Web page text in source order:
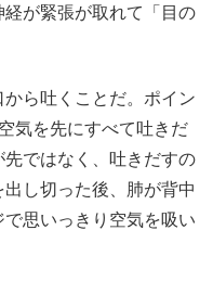
が緊張が取れて「目の
ら吐くことだ。ポイン
気を先にすべて吐きだ
ではなく、吐きだすの
し切った後、肺が背中
思いっきり空気を吸い